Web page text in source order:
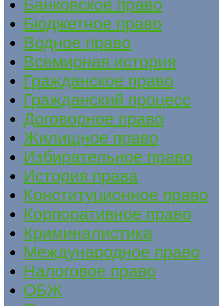
Банковское право
Бюджетное право
Водное право
Всемирная история
Гражданское право
Гражданский процесс
Договорное право
Жилищное право
Избирательное право
История права
Конституционное право
Корпоративное право
Криминалистика
Международное право
Налоговое право
ОБЖ